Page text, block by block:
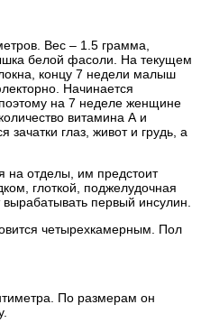
Вес – 1.5 грамма,
белой фасоли. На текущем
концу 7 недели малыш
Начинается
на 7 неделе женщине
витамина А и
глаз, живот и грудь, а
на отделы, им предстоит
глоткой, поджелудочная
первый инсулин.
четырехкамерным. Пол
По размерам он